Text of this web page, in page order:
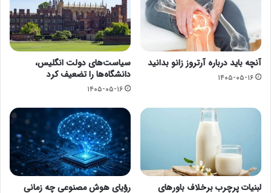
آنچه باید درباره آرتروز زانو بدانید
۱۴۰۵-۰۵-۱۶
سیاست‌های دولت انگلیس،
دانشگاه‌ها را تضعیف کرد
۱۴۰۵-۰۵-۱۶
لبنیات پرچرب برخلاف باورهای
رؤیای هوش مصنوعی چه زمانی